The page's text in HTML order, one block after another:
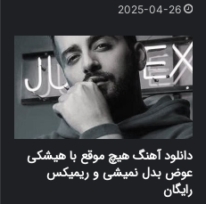
2025-04-26
دانلود آهنگ هیچ موقع با هیشکی
عوض بدل نمیشی و ریمیکس
رایگان